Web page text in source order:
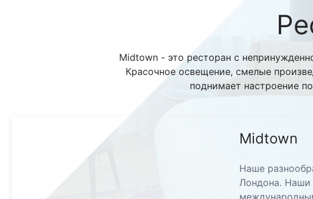
Midtown - это ресторан с
Красочное освещение, смелые
поднимает настроение
Midtown
Наше
Лондона. Наши